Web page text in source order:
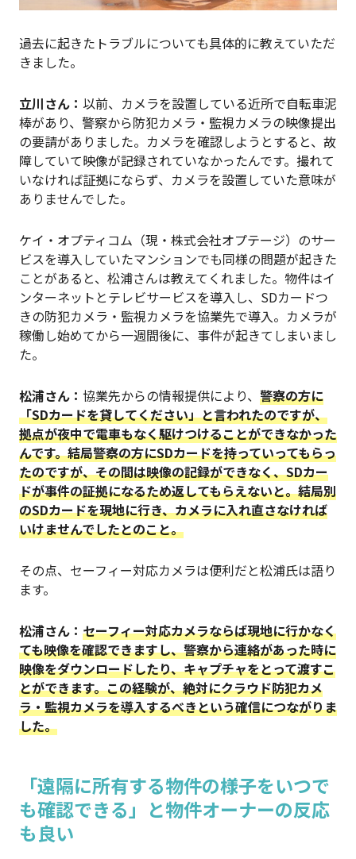
過去に起きたトラブルについても具体的に教えていただ
きました。
立川さん： 以前、カメラを設置している近所で自転車泥
棒があり、警察から防犯カメラ・監視カメラの映像提出
の要請がありました。カメラを確認しようとすると、故
障していて映像が記録されていなかったんです。撮れて
いなければ証拠にならず、カメラを設置していた意味が
ありませんでした。
ケイ・オプティコム（現・株式会社オプテージ）のサー
ビスを導入していたマンションでも同様の問題が起きた
ことがあると、松浦さんは教えてくれました。物件はイ
ンターネットとテレビサービスを導入し、SDカードつ
きの防犯カメラ・監視カメラを協業先で導入。カメラが
稼働し始めてから一週間後に、事件が起きてしまいまし
た。
松浦さん： 協業先からの情報提供により、 警察の方に
「SDカードを貸してください」と言われたのですが、
拠点が夜中で電車もなく駆けつけることができなかった
んです。結局警察の方にSDカードを持っていってもらっ
たのですが、その間は映像の記録ができなく、SDカー
ドが事件の証拠になるため返してもらえないと。結局別
のSDカードを現地に行き、カメラに入れ直さなければ
いけませんでしたとのこと。
その点、セーフィー対応カメラは便利だと松浦氏は語り
ます。
松浦さん： セーフィー対応カメラならば現地に行かなく
ても映像を確認できますし、警察から連絡があった時に
映像をダウンロードしたり、キャプチャをとって渡すこ
とができます。この経験が、絶対にクラウド防犯カメ
ラ・監視カメラを導入するべきという確信につながりま
した。
「遠隔に所有する物件の様子をいつで
も確認できる」と物件オーナーの反応
も良い